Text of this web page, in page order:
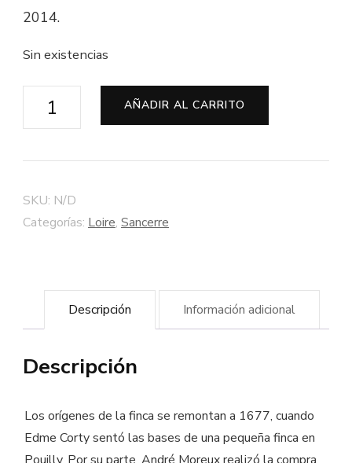
2014.
Sin existencias
Sancerre
Damnés"
Cuvée
Bodega
Moreux
AÑADIR AL CARRITO
SKU: N/D
Categorías: Loire, Sancerre
Descripción Información adicional
Descripción
Los orígenes de la finca se remontan a 1677, cuando
Edme Corty sentó las bases de una pequeña finca en